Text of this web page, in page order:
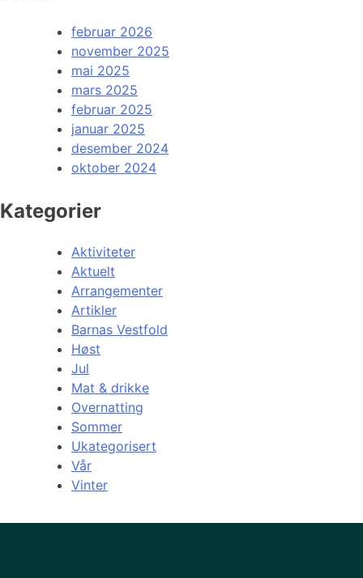
februar 2026
november 2025
mai 2025
mars 2025
februar 2025
januar 2025
desember 2024
oktober 2024
Kategorier
Aktiviteter
Aktuelt
Arrangementer
Artikler
Barnas Vestfold
Høst
Jul
Mat & drikke
Overnatting
Sommer
Ukategorisert
Vår
Vinter